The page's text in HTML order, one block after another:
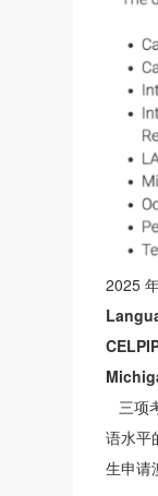
2025
三项
语水平
生申请